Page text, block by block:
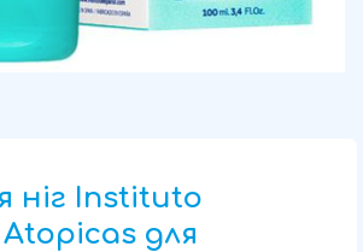
ніг Instituto
для